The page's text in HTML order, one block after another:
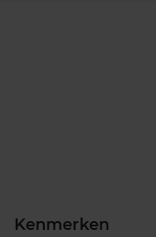
Kenmerken